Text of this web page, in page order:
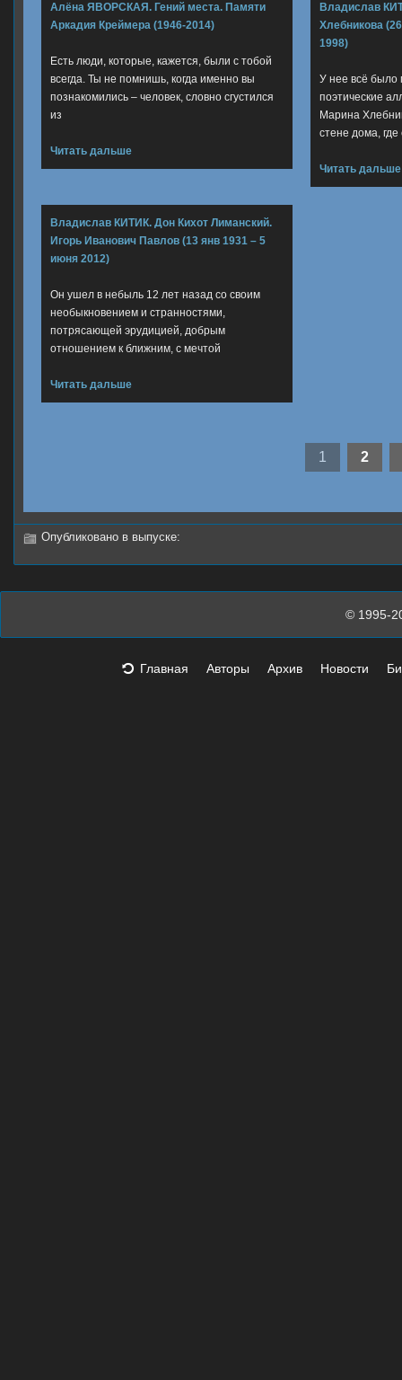
Алёна ЯВОРСКАЯ. Гений места. Памяти
Аркадия Креймера (1946-2014)
Есть люди, которые, кажется, были с тобой
всегда. Ты не помнишь, когда именно вы
познакомились – человек, словно сгустился
из
Читать дальше
Владислав
Хлебникова
1998)
У нее всё
поэтические
Марина
стене дома, где
Читать дальше
Владислав КИТИК. Дон Кихот Лиманский.
Игорь Иванович Павлов (13 янв 1931 – 5
июня 2012)
Он ушел в небыль 12 лет назад со своим
необыкновением и странностями,
потрясающей эрудицией, добрым
отношением к ближним, с мечтой
Читать дальше
1 2
Опубликовано в выпуске:
© 1995-
Главная Авторы Архив Новости